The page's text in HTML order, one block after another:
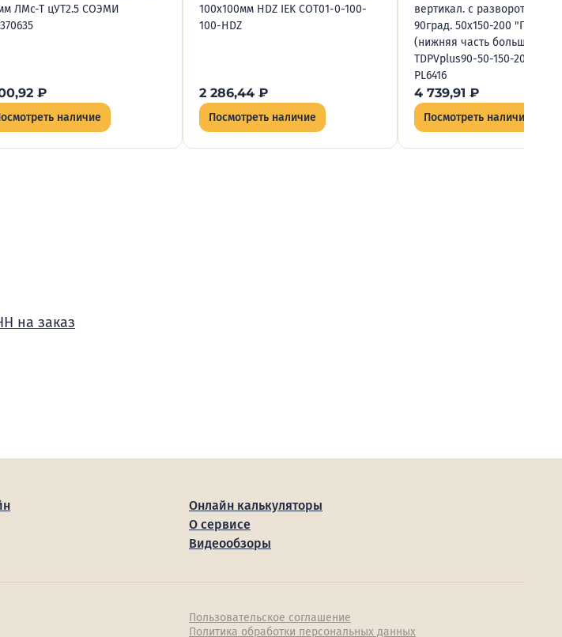
ЛМс-Т цУТ2.5 СОЭМИ
₽
наличие
100х100мм HDZ IEK COT01-0-100-
100-HDZ
2 286,44 ₽
Посмотреть наличие
вертикал. с разворотом
90град. 50х150-200 "ПЛЮС"
(нижняя часть больше
TDPVplus90-50-150-200
PL6416
4 739,91 ₽
Посмотреть наличие
на заказ
Онлайн калькуляторы
О сервисе
Видеообзоры
Пользовательское соглашение
Политика обработки персональных данных